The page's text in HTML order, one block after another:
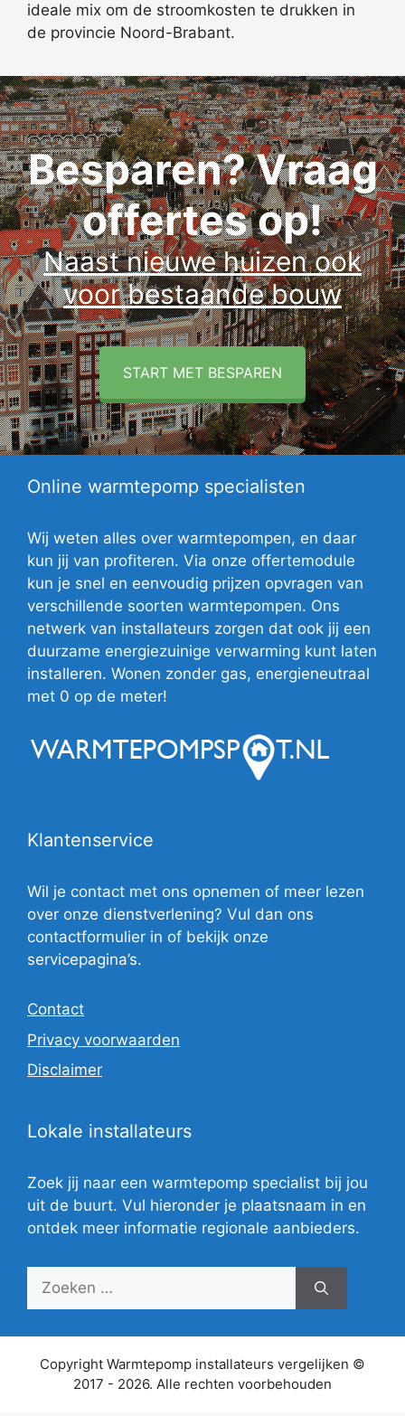
ideale mix om de stroomkosten te drukken in
de provincie Noord-Brabant.
Besparen? Vraag
offertes op!
Naast nieuwe huizen ook
voor bestaande bouw
START MET BESPAREN
Online warmtepomp specialisten
Wij weten alles over warmtepompen, en daar
kun jij van profiteren. Via onze offertemodule
kun je snel en eenvoudig prijzen opvragen van
verschillende soorten warmtepompen. Ons
netwerk van installateurs zorgen dat ook jij een
duurzame energiezuinige verwarming kunt laten
installeren. Wonen zonder gas, energieneutraal
met 0 op de meter!
Klantenservice
Wil je contact met ons opnemen of meer lezen
over onze dienstverlening? Vul dan ons
contactformulier in of bekijk onze
servicepagina’s.
Contact
Privacy voorwaarden
Disclaimer
Lokale installateurs
Zoek jij naar een warmtepomp specialist bij jou
uit de buurt. Vul hieronder je plaatsnaam in en
ontdek meer informatie regionale aanbieders.
Zoek
Copyright Warmtepomp installateurs vergelijken ©
2017 - 2026. Alle rechten voorbehouden